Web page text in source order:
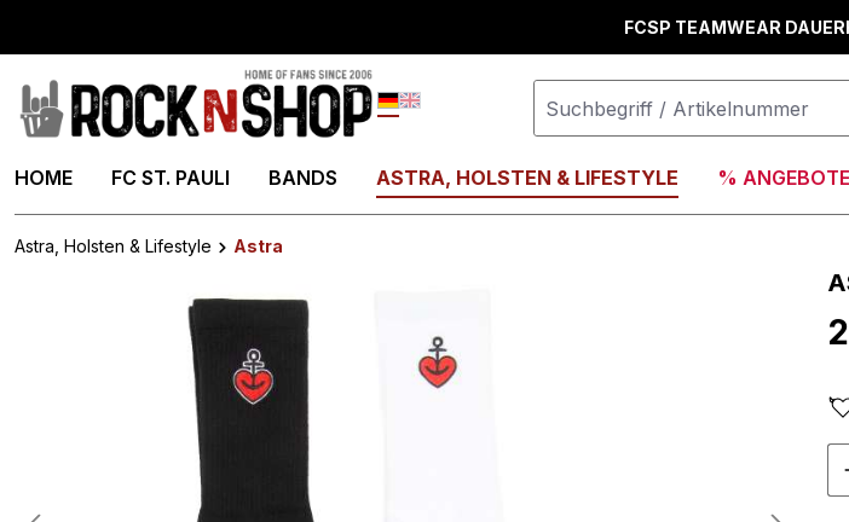
FCSP TEAMWEAR
Deutsch
HOME FC ST. PAULI BANDS ASTRA, HOLSTEN & LIFESTYLE %
Astra, Holsten & Lifestyle
Astra